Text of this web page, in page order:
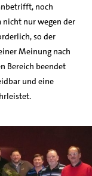
noch
nicht nur wegen der
so der
Meinung nach
Bereich beendet
und eine